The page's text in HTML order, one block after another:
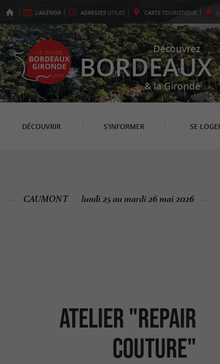
L'AGENDA ADRESSES UTILES CARTE TOURISTIQUE
Découvrez
BORDEAUX
& la Gironde
DÉCOUVRIR S'INFORMER SE
Atelier "Repair
couture"
CAUMONT lundi 25 au mardi 26 mai 2026